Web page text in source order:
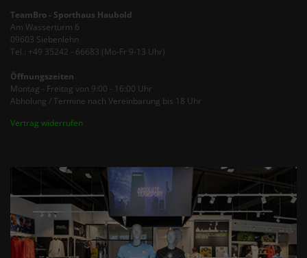
TeamBro - Sporthaus Haubold
Am Wasserturm 6
09603 Siebenlehn
Tel.: +49 35242 - 66683 (Mo-Fr 9-13 Uhr)
Öffnungszeiten
Montag - Freitag von 9:00 - 16:00 Uhr
Abholung / Termine nach Vereinbarung bis 18 Uhr
Vertrag widerrufen